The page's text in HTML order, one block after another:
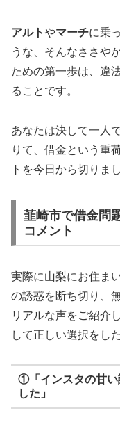
アルトやマーチに乗
うな、そんなささや
ための第一歩は、違
ることです。
あなたは決して一人
りて、借金という重
トを今日から切りま
韮崎市で借金問
コメント
実際に山梨にお住ま
の誘惑を断ち切り、
リアルな声をご紹介
して正しい選択をし
①「インスタの甘い
した」